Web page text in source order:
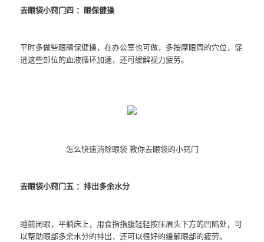
去眼袋小窍门四 ：眼保健操
平时多做些眼睛保健操，在办公室也可做，多按摩眼周的穴位，促
进这些部位的血液循环加速，还可缓解视力疲劳。
怎么快速消除眼袋 教你去眼袋的小窍门
去眼袋小窍门五 ：排出多余水分
睡前闭眼，平躺床上，用食指指腹轻轻按压眉头下方的凹陷处，可
以帮助眼部多余水分的排出，还可以很好的缓解眼部的疲劳。